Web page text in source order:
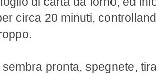
circa 20 minuti,
pronta, spegnete,